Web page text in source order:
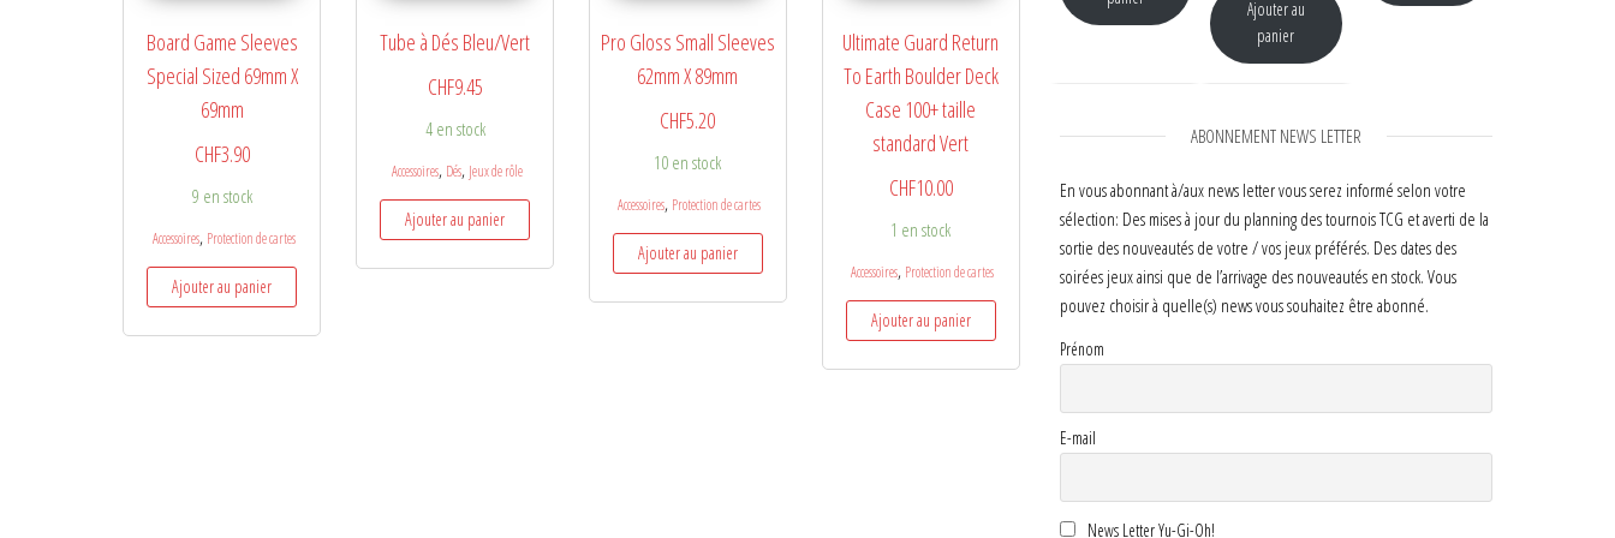
Board Game Sleeves
Special Sized 69mm X
69mm
CHF3.90
9 en stock
Accessoires, Protection de cartes
Ajouter au panier
Tube à Dés Bleu/Vert
CHF9.45
4 en stock
Accessoires, Dés, Jeux de rôle
Ajouter au panier
Pro Gloss Small Sleeves
62mm X 89mm
CHF5.20
10 en stock
Accessoires, Protection de cartes
Ajouter au panier
Ultimate Guard Return
To Earth Boulder Deck
Case 100+ taille
standard Vert
CHF10.00
1 en stock
Accessoires, Protection de cartes
Ajouter au panier
Ajouter au
panier
ABONNEMENT NEWS LETTER
En vous abonnant à/aux news letter vous serez informé selon votre
sélection: Des mises à jour du planning des tournois TCG et averti de la
sortie des nouveautés de votre / vos jeux préférés. Des dates des
soirées jeux ainsi que de l’arrivage des nouveautés en stock. Vous
pouvez choisir à quelle(s) news vous souhaitez être abonné.
Prénom
E-mail
News Letter Yu-Gi-Oh!